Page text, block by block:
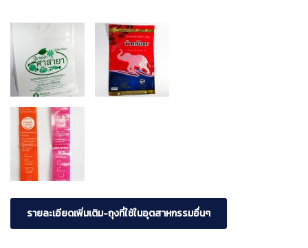
รายละเอียดเพิ่มเติม-ถุงที่ใช้ในอุตสาหกรรมอื่นๆ